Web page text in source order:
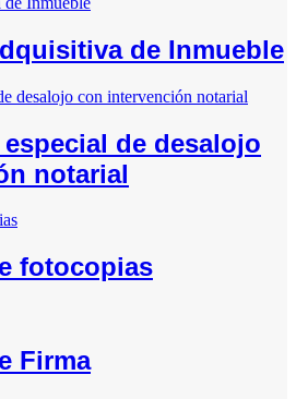
de Inmueble
de desalojo
notarial
fotocopias
Firma